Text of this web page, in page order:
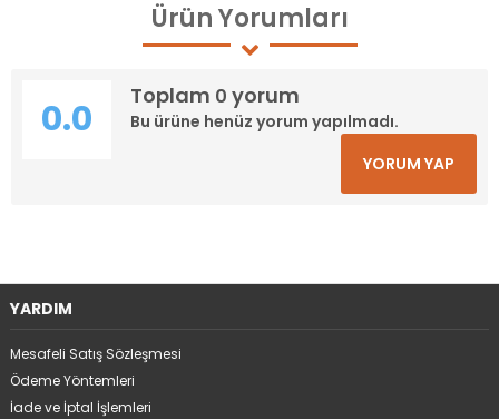
ÜrünYorumları
Toplam 0 yorum
Bu ürüne henüz yorum yapılmadı.
0.0
YORUM YAP
YARDIM
Mesafeli Satış Sözleşmesi
Ödeme Yöntemleri
İade ve İptal İşlemleri